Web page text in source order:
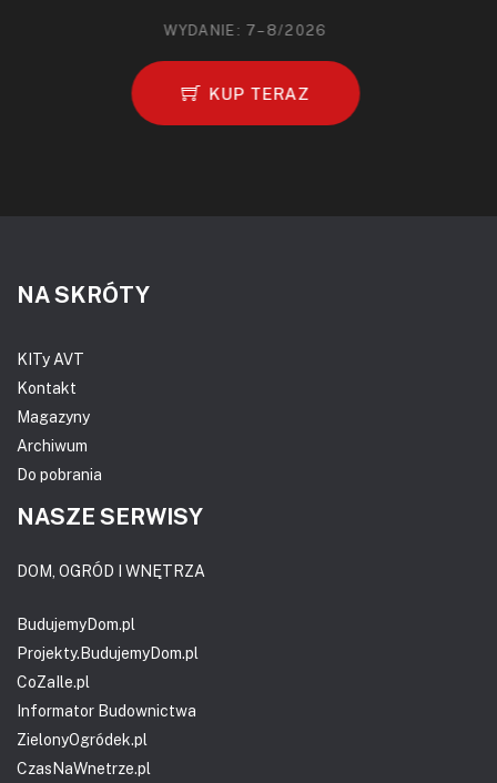
WYDANIE: 7–8/2026
KUP TERAZ
NA SKRÓTY
KITy AVT
Kontakt
Magazyny
Archiwum
Do pobrania
NASZE SERWISY
DOM, OGRÓD I WNĘTRZA
BudujemyDom.pl
Projekty.BudujemyDom.pl
CoZaIle.pl
Informator Budownictwa
ZielonyOgródek.pl
CzasNaWnetrze.pl